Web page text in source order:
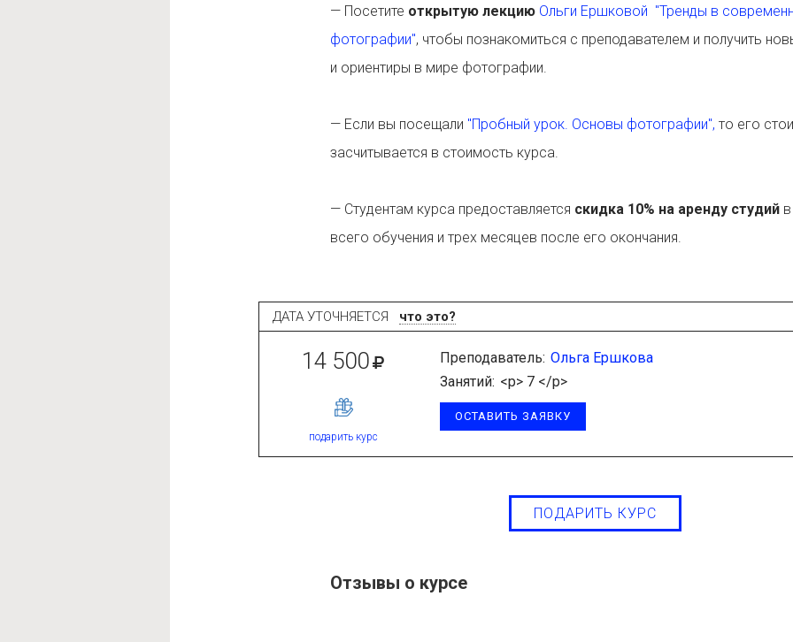
— Посетите открытую лекцию Ольги Ершковой "Тренды в
фотографии", чтобы познакомиться с преподавателем и получить
и ориентиры в мире фотографии.
— Если вы посещали "Пробный урок. Основы фотографии", то его
засчитывается в стоимость курса.
— Студентам курса предоставляется скидка 10% на аренду студий
всего обучения и трех месяцев после его окончания.
ДАТА УТОЧНЯЕТСЯ что это?
14 500
подарить курс
Преподаватель: Ольга Ершкова
Занятий: <p> 7 </p>
ОСТАВИТЬ ЗАЯВКУ
ПОДАРИТЬ КУРС
Отзывы о курсе